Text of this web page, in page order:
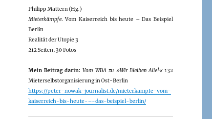
Philipp Mattern (Hg.)
Mieterkämpfe. Vom Kaiserreich bis heute – Das Beispiel
Berlin
Realität der Utopie 3
212 Seiten, 30 Fotos
Mein Beitrag darin: Vom WBA zu »Wir Bleiben Alle!«132
Mieterselbstorganisierung in Ost-Berlin
https://peter-nowak-journalist.de/mieterkampfe-vom-
kaiserreich-bis-heute-–-das-beispiel-berlin/